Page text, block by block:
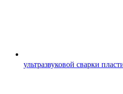
ультразвуковой сварки